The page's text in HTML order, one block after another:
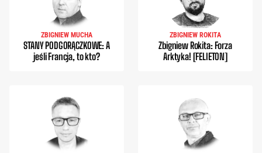
ZBIGNIEW MUCHA
STANY PODGORĄCZKOWE: A
jeśli Francja, to kto?
ZBIGNIEW ROKITA
Zbigniew Rokita: Forza
Arktyka! [FELIETON]